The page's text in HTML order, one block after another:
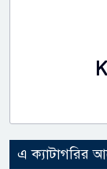
এ ক্যাটাগরির